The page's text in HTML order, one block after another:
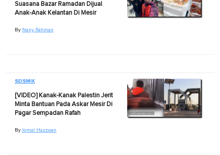
Suasana Bazar Ramadan Dijual
Anak-Anak Kelantan Di Mesir
By Nany Rahman
SEISMIK
[VIDEO] Kanak-Kanak Palestin Jerit
Minta Bantuan Pada Askar Mesir Di
Pagar Sempadan Rafah
By Iqmal Hazzwan